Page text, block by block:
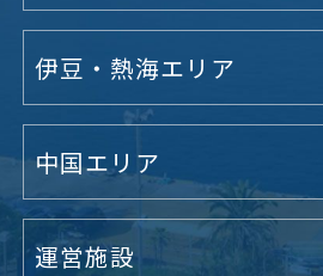
伊豆・熱海エリア
中国エリア
運営施設